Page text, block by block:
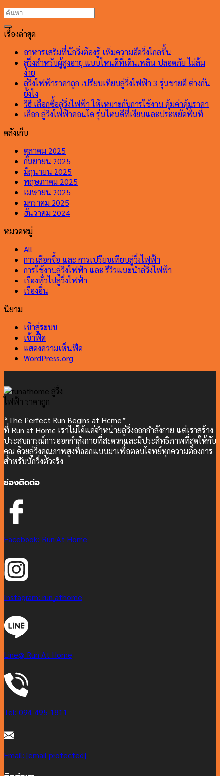
เรื่องล่าสุด
อาหารเสริมที่นักวิ่งต้องรู้ เพิ่มความอึดวิ่งไกลขึ้น
ลู่วิ่งสำหรับผู้สูงอายุ แบบไหนดีที่เดินเพลิน ปลอดภัย ไม่ล้ม
ง่าย
ลู่วิ่งไฟฟ้าราคาถูก เปรียบเทียบลู่วิ่งไฟฟ้า 3 รุ่นขายดี ต่างกัน
ยังไง
วิธี เลือกซื้อลู่วิ่งไฟฟ้า ให้เหมาะกับการใช้งาน คุ้มค่าคุ้มราคา
เลือก ลู่วิ่งไฟฟ้าคอนโด รุ่นไหนดีที่เงียบและประหยัดพื้นที่
คลังเก็บ
ตุลาคม 2025
กันยายน 2025
มิถุนายน 2025
พฤษภาคม 2025
เมษายน 2025
มกราคม 2025
ธันวาคม 2024
หมวดหมู่
All
การเลือกซื้อ และ การเปรียบเทียบลู่วิ่งไฟฟ้า
การใช้งานลู่วิ่งไฟฟ้า และ รีวิวแนะนำล่วิ่งไฟฟ้า
เรื่องทั่วไปลู่วิ่งไฟฟ้า
เรื่่องอื่น
นิยาม
เข้าสู่ระบบ
เข้าฟีด
แสดงความเห็นฟีด
WordPress.org
“The Perfect Run Begins at Home”
ที่ Run at Home เราไม่ได้แค่จำหน่ายลู่วิ่งออกกำลังกาย แต่เราสร้าง
ประสบการณ์การออกกำลังกายที่สะดวกและมีประสิทธิภาพที่สุดให้กับ
คุณ ด้วยลู่วิ่งคุณภาพสูงที่ออกแบบมาเพื่อตอบโจทย์ทุกความต้องการ
สำหรับนักวิ่งตัวจริง
ช่องติดต่อ
Facebook: Run At Home
Instagram: run_athome
Line@ Run At Home
Tel: 094-495-1811
Email: [email protected]